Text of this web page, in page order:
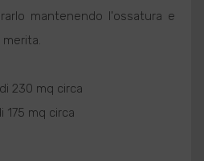
mantenendo l'ossatura e
230 mq circa
175 mq circa